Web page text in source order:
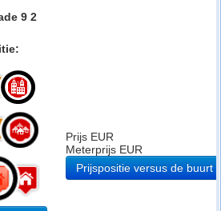
9 2
Prijs EUR
Meterprijs EUR
Prijspositie versus de buurt